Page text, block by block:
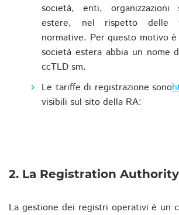
società, enti, organizzazioni
estere, nel rispetto delle
normative. Per questo motivo
società estera abbia un nome
ccTLD sm.
Le tariffe di registrazione sono
visibili sul sito della RA:
2. La Registration Authority
La gestione dei registri operativi è un